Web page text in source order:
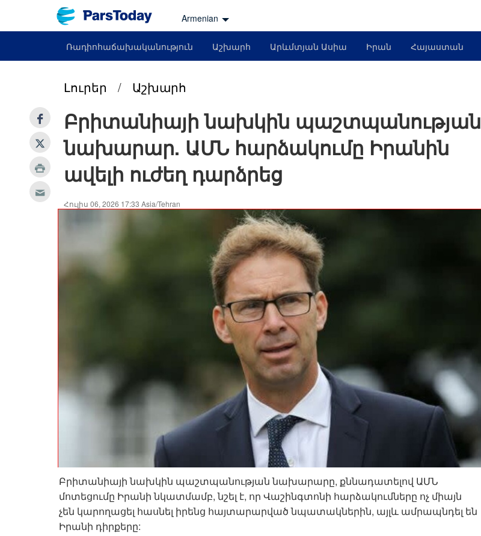
Armenian
Ռադիոհաճախականություն Աշխարհ Արևմտյան Ասիա Իրան Հայաստան
Լուրեր / Աշխարհ
Բրիտանիայի նախկին պաշտպանության
նախարար. ԱՄՆ հարձակումը Իրանին
ավելի ուժեղ դարձրեց
Հուլիս 06, 2026 17:33 Asia/Tehran
Բրիտանիայի նախկին պաշտպանության նախարարը, քննադատելով ԱՄՆ
մոտեցումը Իրանի նկատմամբ, նշել է, որ Վաշինգտոնի հարձակումները ոչ միայն
չեն կարողացել հասնել իրենց հայտարարված նպատակներին, այլև ամրապնդել են
Իրանի դիրքերը: